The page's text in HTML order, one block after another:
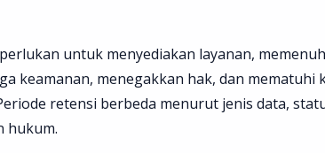
untuk menyediakan layanan,
keamanan, menegakkan hak, dan mematuhi
retensi berbeda menurut jenis data,
hukum.